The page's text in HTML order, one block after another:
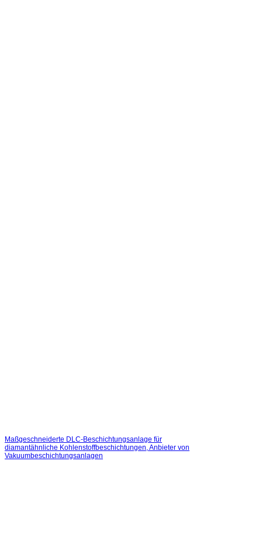
Maßgeschneiderte DLC-Beschichtungsanlage für
diamantähnliche Kohlenstoffbeschichtungen, Anbieter von
Vakuumbeschichtungsanlagen